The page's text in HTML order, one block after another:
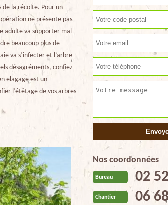
de la récolte. Pour un
ne présente pas
adulte va supporter mal
beaucoup plus de
va s’infecter et l’arbre
désagréments, confiez
elagage est un
l’étêtage de vos arbres
Nos coordonnées
Bureau 02
Chantier 06